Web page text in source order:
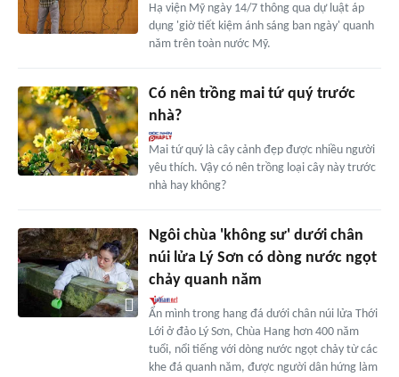
Hạ viện Mỹ ngày 14/7 thông qua dự luật áp
dụng 'giờ tiết kiệm ánh sáng ban ngày' quanh
năm trên toàn nước Mỹ.
Có nên trồng mai tứ quý trước
nhà?
Mai tứ quý là cây cảnh đẹp được nhiều người
yêu thích. Vậy có nên trồng loại cây này trước
nhà hay không?
Ngôi chùa 'không sư' dưới chân
núi lửa Lý Sơn có dòng nước ngọt
chảy quanh năm
Ẩn mình trong hang đá dưới chân núi lửa Thới
Lới ở đảo Lý Sơn, Chùa Hang hơn 400 năm
tuổi, nổi tiếng với dòng nước ngọt chảy từ các
khe đá quanh năm, được người dân hứng làm